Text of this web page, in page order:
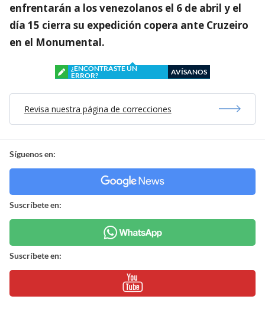
enfrentarán a los venezolanos el 6 de abril y el
día 15 cierra su expedición copera ante Cruzeiro
en el Monumental.
¿ENCONTRASTE UN
ERROR?
AVÍSANOS
Revisa nuestra página de correcciones
Síguenos en:
Suscríbete en:
Suscríbete en: